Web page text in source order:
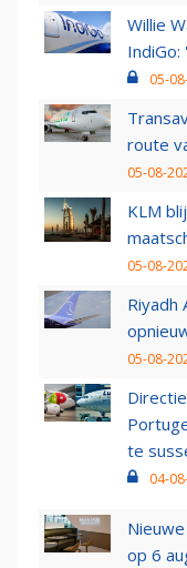
Willie
05-
route
05-08-
KLM
05-08-
Riyadh
05-08-
te
04-
op 6